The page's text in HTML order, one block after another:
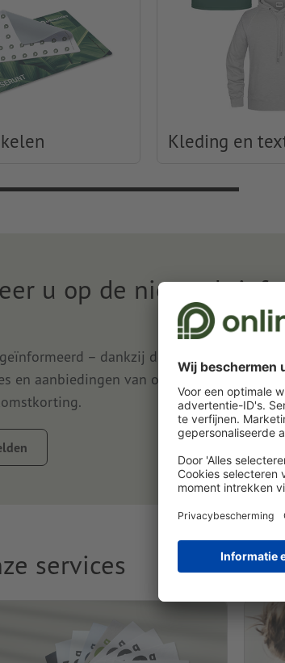
Kleding en
u op de nieuwsbrief
– dankzij de nieuwsbrief. Wij
en aanbiedingen van onze onlinedrukkerij.
services